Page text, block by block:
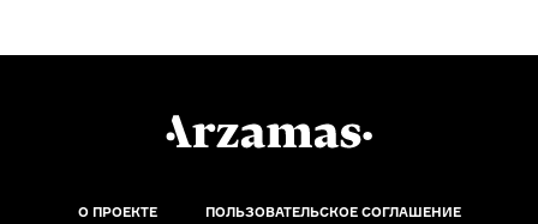
О ПРОЕКТЕ ПОЛЬЗОВАТЕЛЬСКОЕ СОГЛАШЕНИЕ